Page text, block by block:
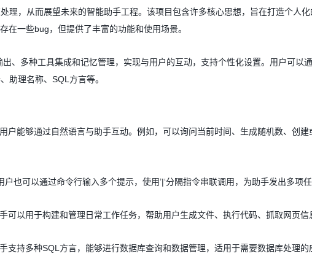
理，从而展望未来的智能助手工程。该项目包含许多核心思想，旨在打造个人
在一些bug，但提供了丰富的功能和使用场景。
、多种工具集成和记忆管理，实现与用户的互动，支持个性化设置。用户可以
助理名称、SQL方言等。
户能够通过自然语言与助手互动。例如，可以询问当前时间、生成随机数、创
户也可以通过命令行输入多个提示，使用’|‘分隔指令串联调用，为助手发出多项任
可以用于构建和管理日常工作任务，帮助用户生成文件、执行代码、抓取网页信
支持多种SQL方言，能够进行数据库查询和数据管理，适用于需要数据库处理的